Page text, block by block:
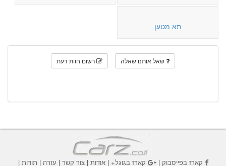
תא מטען
שאל אותנו שאלה רשום חוות דעת
קארז בפייסבוק| קארז בגוגל+|אודות |צור קשר | עזרה | תודות |